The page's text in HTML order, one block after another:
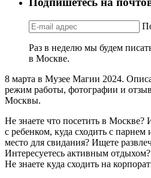
Раз в неделю мы будем
в Москве.
8 марта в Музее Магии 2024.
режим работы, фотографии и
Москвы.
Не знаете что посетить в Москве?
с ребенком, куда сходить с
место для свидания? Ищете
Интересуетесь активным
Не знаете куда сходить на